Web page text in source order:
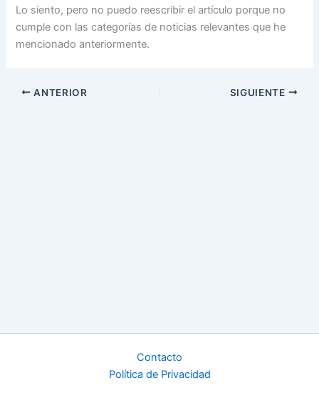
Lo siento, pero no puedo reescribir el artículo porque no
cumple con las categorías de noticias relevantes que he
mencionado anteriormente.
ANTERIOR SIGUIENTE
Contacto
Política de Privacidad